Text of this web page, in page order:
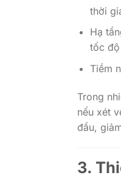
thời
Hạ
tốc
Tiềm
Trong
nếu xét
đầu,
3.